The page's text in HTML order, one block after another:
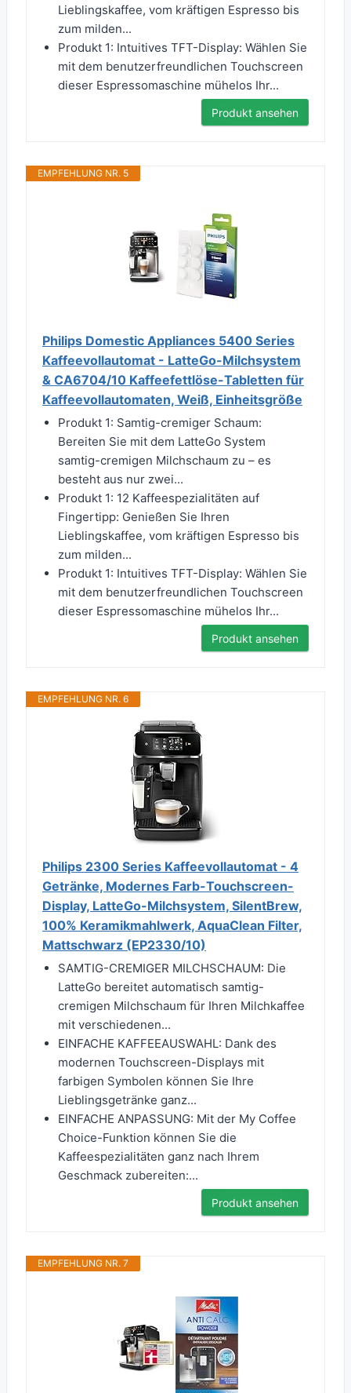
Lieblingskaffee, vom kräftigen Espresso bis
zum milden...
Produkt 1: Intuitives TFT-Display: Wählen Sie
mit dem benutzerfreundlichen Touchscreen
dieser Espressomaschine mühelos Ihr...
Produkt ansehen
EMPFEHLUNG NR. 5
Philips Domestic Appliances 5400 Series
Kaffeevollautomat - LatteGo-Milchsystem
& CA6704/10 Kaffeefettlöse-Tabletten für
Kaffeevollautomaten, Weiß, Einheitsgröße
Produkt 1: Samtig-cremiger Schaum:
Bereiten Sie mit dem LatteGo System
samtig-cremigen Milchschaum zu – es
besteht aus nur zwei...
Produkt 1: 12 Kaffeespezialitäten auf
Fingertipp: Genießen Sie Ihren
Lieblingskaffee, vom kräftigen Espresso bis
zum milden...
Produkt 1: Intuitives TFT-Display: Wählen Sie
mit dem benutzerfreundlichen Touchscreen
dieser Espressomaschine mühelos Ihr...
Produkt ansehen
EMPFEHLUNG NR. 6
Philips 2300 Series Kaffeevollautomat - 4
Getränke, Modernes Farb-Touchscreen-
Display, LatteGo-Milchsystem, SilentBrew,
100% Keramikmahlwerk, AquaClean Filter,
Mattschwarz (EP2330/10)
SAMTIG-CREMIGER MILCHSCHAUM: Die
LatteGo bereitet automatisch samtig-
cremigen Milchschaum für Ihren Milchkaffee
mit verschiedenen...
EINFACHE KAFFEEAUSWAHL: Dank des
modernen Touchscreen-Displays mit
farbigen Symbolen können Sie Ihre
Lieblingsgetränke ganz...
EINFACHE ANPASSUNG: Mit der My Coffee
Choice-Funktion können Sie die
Kaffeespezialitäten ganz nach Ihrem
Geschmack zubereiten:...
Produkt ansehen
EMPFEHLUNG NR. 7